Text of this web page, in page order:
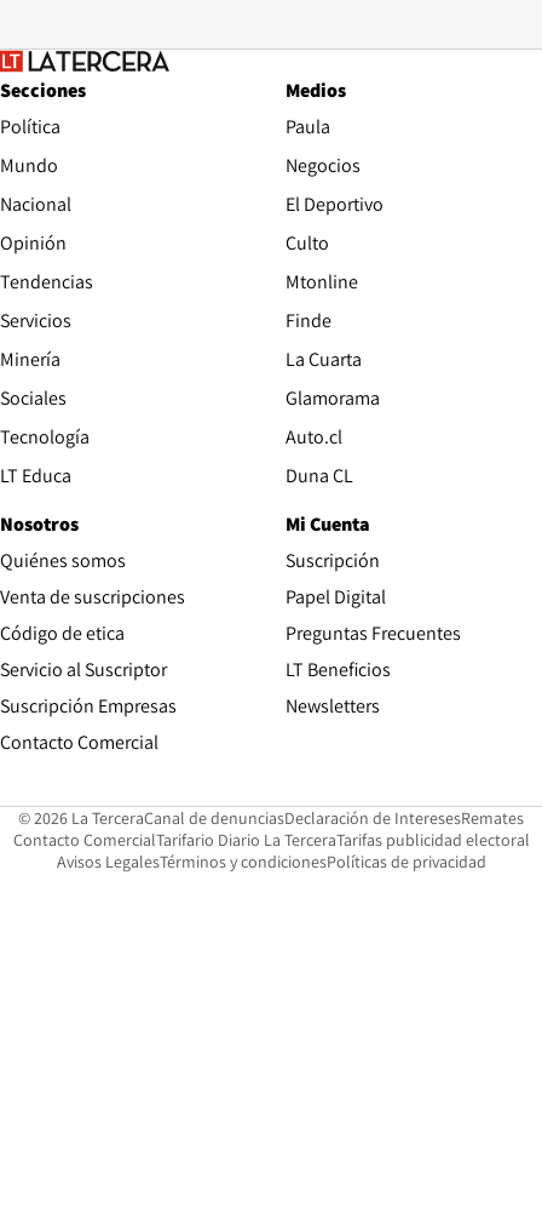
Secciones
Política
Mundo
Nacional
Opinión
Tendencias
Servicios
Minería
Sociales
Tecnología
LT Educa
Medios
Paula
Negocios
El Deportivo
Culto
Mtonline
Finde
La Cuarta
Glamorama
Auto.clOpens in new window
Duna CLOpens in new window
Nosotros
Quiénes somos
Venta de suscripciones
Código de etica Opens in new window
Servicio al Suscriptor
Suscripción Empresas
Contacto ComercialOpens in new window
Mi Cuenta
Suscripción
Papel DigitalOpens in new
Preguntas Frecuentes
LT Beneficios
Newsletters
© 2026 La TerceraCanal de denunciasOpens in new window
Declaración de InteresesOpens in
Remates
Contacto ComercialOpens in new window
Tarifario Diario La TerceraOpens in new window
Tarifas publicidad electoral
Avisos LegalesOpens in new window
Términos y condicionesPolíticas de privacidad